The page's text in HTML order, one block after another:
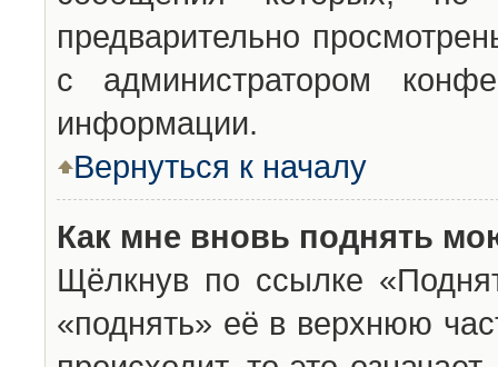
предварительно
с администратором
информации.
Вернуться к началу
Как мне вновь поднять
Щёлкнув по ссылке
«поднять» её в верхнюю